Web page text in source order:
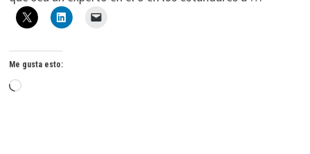
Me gusta esto:
Cargando...